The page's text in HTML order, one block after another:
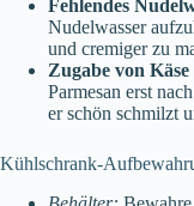
Fehlendes
Nudelwasser
und cremiger zu
Zugabe von
Parmesan erst
er schön schmilzt
Kühlschrank-